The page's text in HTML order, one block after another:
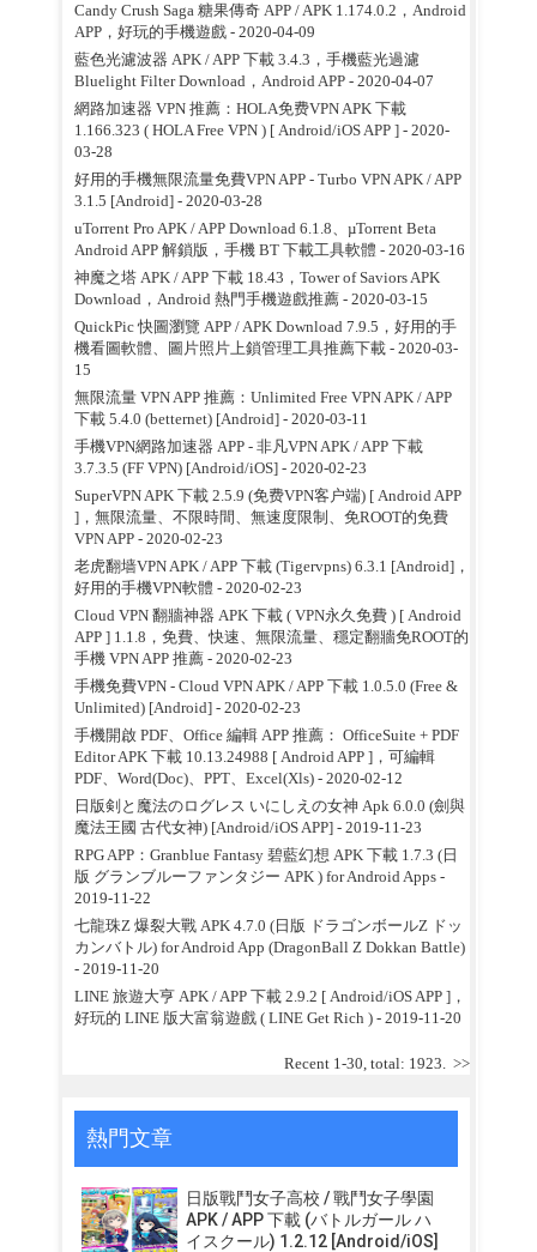
Candy Crush Saga 糖果傳奇 APP / APK 1.174.0.2，Android
APP，好玩的手機遊戲- 2020-04-09
藍色光濾波器 APK / APP 下載 3.4.3，手機藍光過濾
Bluelight Filter Download，Android APP- 2020-04-07
網路加速器 VPN 推薦：HOLA免费VPN APK 下載
1.166.323 ( HOLA Free VPN ) [ Android/iOS APP ]- 2020-
03-28
好用的手機無限流量免費VPN APP - Turbo VPN APK / APP
3.1.5 [Android]- 2020-03-28
uTorrent Pro APK / APP Download 6.1.8、µTorrent Beta
Android APP 解鎖版，手機 BT 下載工具軟體 - 2020-03-16
神魔之塔 APK / APP 下載 18.43，Tower of Saviors APK
Download，Android 熱門手機遊戲推薦- 2020-03-15
QuickPic 快圖瀏覽 APP / APK Download 7.9.5，好用的手
機看圖軟體、圖片照片上鎖管理工具推薦下載- 2020-03-
15
無限流量 VPN APP 推薦：Unlimited Free VPN APK / APP
下載 5.4.0 (betternet) [Android]- 2020-03-11
手機VPN網路加速器 APP - 非凡VPN APK / APP 下載
3.7.3.5 (FF VPN) [Android/iOS]- 2020-02-23
SuperVPN APK 下載 2.5.9 (免费VPN客户端) [ Android APP
]，無限流量、不限時間、無速度限制、免ROOT的免費
VPN APP- 2020-02-23
老虎翻墙VPN APK / APP 下載 (Tigervpns) 6.3.1 [Android]，
好用的手機VPN軟體 - 2020-02-23
Cloud VPN 翻牆神器 APK 下載 ( VPN永久免費 ) [ Android
APP ] 1.1.8，免費、快速、無限流量、穩定翻牆免ROOT的
手機 VPN APP 推薦- 2020-02-23
手機免費VPN - Cloud VPN APK / APP 下載 1.0.5.0 (Free &
Unlimited) [Android]- 2020-02-23
手機開啟 PDF、Office 編輯 APP 推薦： OfficeSuite + PDF
Editor APK 下載 10.13.24988 [ Android APP ]，可編輯
PDF、Word(Doc)、PPT、Excel(Xls)- 2020-02-12
日版剣と魔法のログレス いにしえの女神 Apk 6.0.0 (劍與
魔法王國 古代女神) [Android/iOS APP]- 2019-11-23
RPG APP：Granblue Fantasy 碧藍幻想 APK 下載 1.7.3 (日
版 グランブルーファンタジー APK ) for Android Apps -
2019-11-22
七龍珠Z 爆裂大戰 APK 4.7.0 (日版 ドラゴンボールZ ドッ
カンバトル) for Android App (DragonBall Z Dokkan Battle)
- 2019-11-20
LINE 旅遊大亨 APK / APP 下載 2.9.2 [ Android/iOS APP ]，
好玩的 LINE 版大富翁遊戲 ( LINE Get Rich )- 2019-11-20
Recent 1-30, total: 1923. >>
熱門文章
日版戰鬥女子高校 / 戰鬥女子學園
APK / APP 下載 (バトルガール ハ
イスクール) 1.2.12 [Android/iOS]